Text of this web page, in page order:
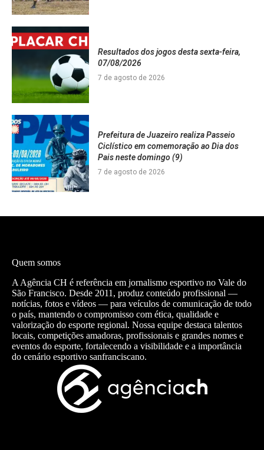
Resultados dos jogos desta sexta-feira,
07/08/2026
7 de agosto de 2026
Prefeitura de Juazeiro realiza Passeio
Ciclístico em comemoração ao Dia dos
Pais neste domingo (9)
7 de agosto de 2026
Quem somos
A Agência CH é referência em jornalismo esportivo no Vale do
São Francisco. Desde 2011, produz conteúdo profissional —
notícias, fotos e vídeos — para veículos de comunicação de todo
o país, mantendo o compromisso com ética, qualidade e
valorização do esporte regional. Nossa equipe destaca talentos
locais, competições amadoras, profissionais e grandes nomes e
eventos do esporte, fortalecendo a visibilidade e a importância
do cenário esportivo sanfranciscano.